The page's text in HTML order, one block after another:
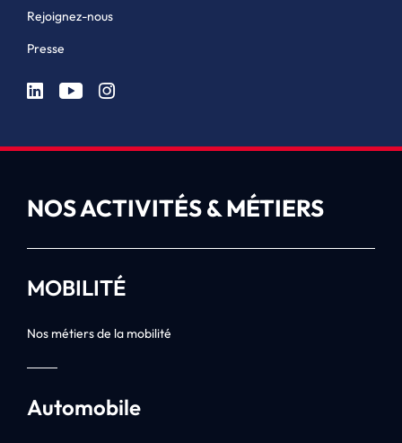
Rejoignez-nous
Presse
NOS ACTIVITÉS & MÉTIERS
MOBILITÉ
Nos métiers de la mobilité
Automobile